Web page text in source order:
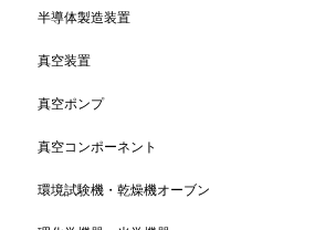
半導体製造装置
真空装置
真空ポンプ
真空コンポーネント
環境試験機・乾燥機オーブン